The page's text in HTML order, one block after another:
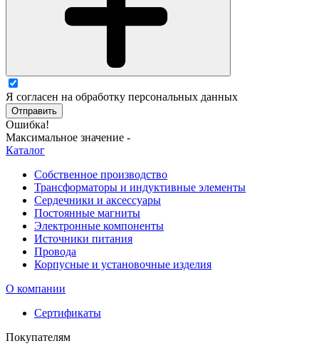
Я согласен на обработку персональных данных
Отправить
Ошибка!
Максимальное значение -
Каталог
Собственное производство
Трансформаторы и индуктивные элементы
Сердечники и аксессуары
Постоянные магниты
Электронные компоненты
Источники питания
Провода
Корпусные и установочные изделия
О компании
Сертификаты
Покупателям